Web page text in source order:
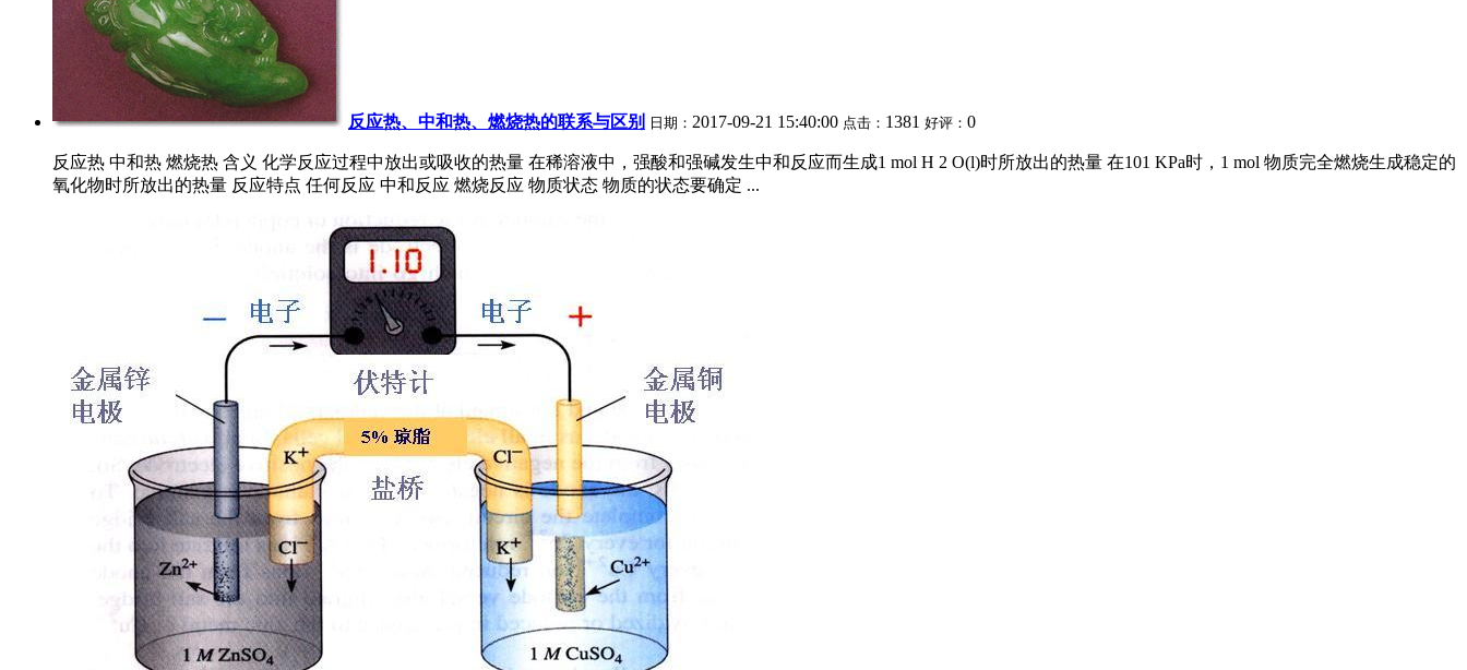
反应热、中和热、燃烧热的联系与区别 日期： 2017-09-21 15:40:00 点击： 1381 好评： 0
反应热 中和热 燃烧热 含义 化学反应过程中放出或吸收的热量 在稀溶液中，强酸和强碱发生中和反应而生成1 mol H 2 O(l)时所放出的热量 在101 KPa时，1 mol 物质完全燃烧生成稳定的
氧化物时所放出的热量 反应特点 任何反应 中和反应 燃烧反应 物质状态 物质的状态要确定 ...